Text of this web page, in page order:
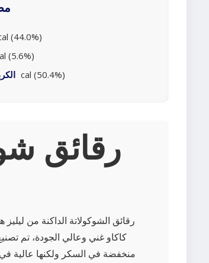
cal (44.0%)
cal (5.6%)
612 cal (50.4%)
رقائق الشوكولاتة الداكنة من
كاكاو غني وعالي الجودة، تم
منخفضة في السكر ولكنها عالية في